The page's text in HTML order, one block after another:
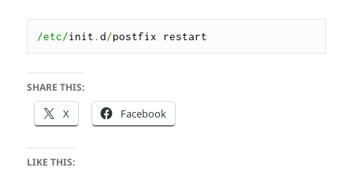
/etc/init.d/postfix restart
SHARE THIS:
X Facebook
LIKE THIS: